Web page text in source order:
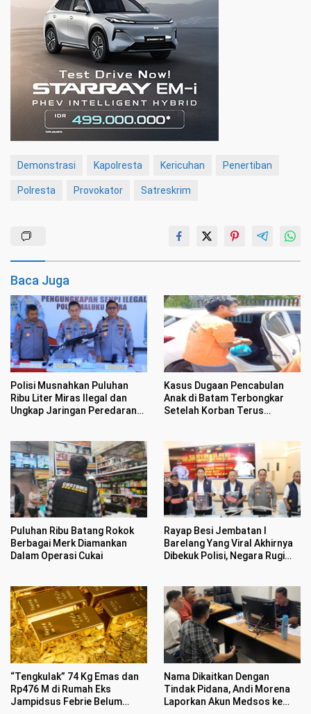
Demonstrasi Kapolresta Kericuhan Penertiban
Polresta Provokator Satreskrim
Baca Juga
Polisi Musnahkan Puluhan
Ribu Liter Miras Ilegal dan
Ungkap Jaringan Peredaran
Kasus Dugaan Pencabulan
Anak di Batam Terbongkar
Setelah Korban Terus
Puluhan Ribu Batang Rokok
Berbagai Merk Diamankan
Dalam Operasi Cukai
Rayap Besi Jembatan I
Barelang Yang Viral Akhirnya
Dibekuk Polisi, Negara Rugi
“Tengkulak” 74 Kg Emas dan
Rp476 M di Rumah Eks
Jampidsus Febrie Belum
Nama Dikaitkan Dengan
Tindak Pidana, Andi Morena
Laporkan Akun Medsos ke